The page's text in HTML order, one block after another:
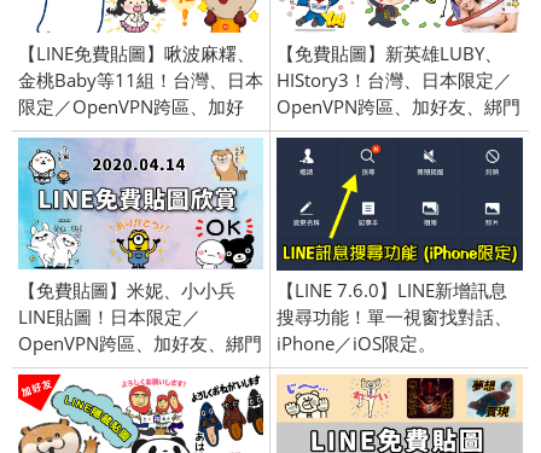
【LINE免費貼圖】啾波麻糬、
金桃Baby等11組！台灣、日本
限定／OpenVPN跨區、加好
友、綁門號／2021/12/22
【免費貼圖】新英雄LUBY、
HIStory3！台灣、日本限定／
OpenVPN跨區、加好友、綁門
號／2019/11/12
【免費貼圖】米妮、小小兵
LINE貼圖！日本限定／
OpenVPN跨區、加好友、綁門
號／2020/4/14
【LINE 7.6.0】LINE新增訊息
搜尋功能！單一視窗找對話、
iPhone／iOS限定。